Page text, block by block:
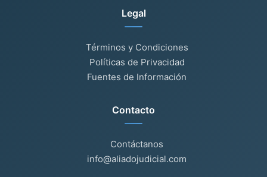
Legal
Términos y Condiciones
Políticas de Privacidad
Fuentes de Información
Contacto
Contáctanos
info@aliadojudicial.com